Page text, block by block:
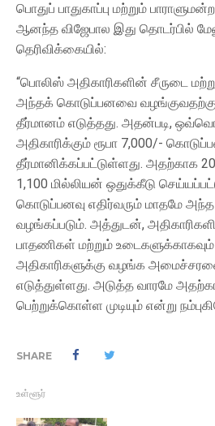
பொதுப் பாதுகாப்பு மற்றும்
ஆனந்த விஜேபால இது தொடர்பில்
தெரிவிக்கையில்:
“பொலிஸ் அதிகாரிகளின் சீருடை
அந்தக் கொடுப்பனவை
தீர்மானம் எடுத்தது. அதன்படி,
அதிகாரிக்கும் ரூபா 7,000/-
தீர்மானிக்கப்பட்டுள்ளது. அதற்காக
1,100 மில்லியன் ஒதுக்கீடு
கொடுப்பனவு எதிர்வரும் மாதமே அந்த
வழங்கப்படும். அத்துடன்,
பாதணிகள் மற்றும்
அதிகாரிகளுக்கு வழங்க
எடுத்துள்ளது. அடுத்த வாரமே
பெற்றுக்கொள்ள முடியும் என்று
SHARE
உள்ளூர்